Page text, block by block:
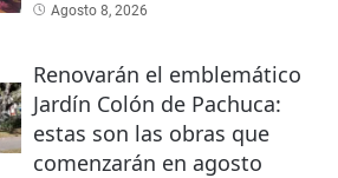
Agosto 8, 2026
Renovarán el emblemático
Jardín Colón de Pachuca:
estas son las obras que
comenzarán en agosto